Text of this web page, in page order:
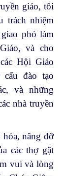
giáo, tôi
trách nhiệm
phó làm
và cho
Hội Giáo
đào tạo
và những
nhà truyền
nâng đỡ
các thợ gặt
vui và lòng